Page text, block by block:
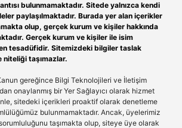
bulunmamaktadır. Sitede yalnızca kendi
paylaşılmaktadır. Burada yer alan içerikler
olup, gerçek kurum ve kişiler hakkında
Gerçek kurum ve kişiler ile isim
tesadüfidir. Sitemizdeki bilgiler taslak
taşımazlar.
gereğince Bilgi Teknolojileri ve İletişim
onaylanmış bir Yer Sağlayıcı olarak hizmet
sitedeki içerikleri proaktif olarak denetleme
bulunmamaktadır. Ancak, üyelerimiz
taşımakta olup, siteye üye olarak